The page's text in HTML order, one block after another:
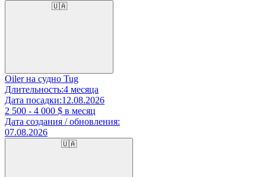
🇺🇦
Oiler на судно Tug
Длительность:4 месяца
Дата посадки:12.08.2026
2 500 - 4 000 $ в месяц
Дата создания / обновления:
07.08.2026
🇺🇦